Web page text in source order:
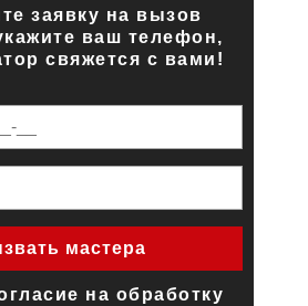
заявку на вызов
ваш телефон,
свяжется с вами!
на обработку